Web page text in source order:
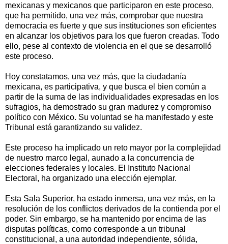
mexicanas y mexicanos que participaron en este proceso,
que ha permitido, una vez más, comprobar que nuestra
democracia es fuerte y que sus instituciones son eficientes
en alcanzar los objetivos para los que fueron creadas. Todo
ello, pese al contexto de violencia en el que se desarrolló
este proceso.
Hoy constatamos, una vez más, que la ciudadanía
mexicana, es participativa, y que busca el bien común a
partir de la suma de las individualidades expresadas en los
sufragios, ha demostrado su gran madurez y compromiso
político con México. Su voluntad se ha manifestado y este
Tribunal está garantizando su validez.
Este proceso ha implicado un reto mayor por la complejidad
de nuestro marco legal, aunado a la concurrencia de
elecciones federales y locales. El Instituto Nacional
Electoral, ha organizado una elección ejemplar.
Esta Sala Superior, ha estado inmersa, una vez más, en la
resolución de los conflictos derivados de la contienda por el
poder. Sin embargo, se ha mantenido por encima de las
disputas políticas, como corresponde a un tribunal
constitucional, a una autoridad independiente, sólida,